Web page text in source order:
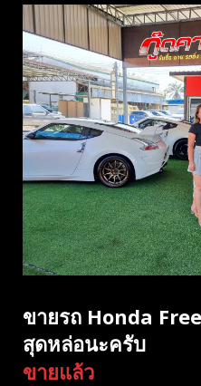
ขายรถ Honda
สุดหล่อนะครับ
ขายแล้ว